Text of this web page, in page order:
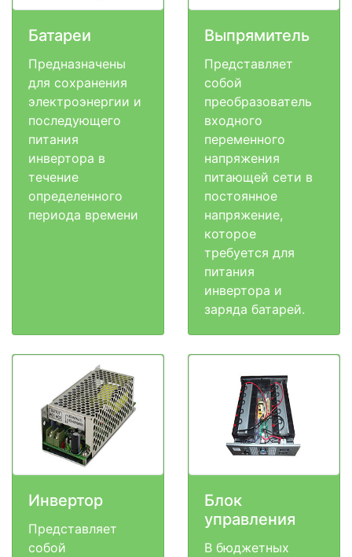
Батареи
Предназначены
для сохранения
электроэнергии и
последующего
питания
инвертора в
течение
определенного
периода времени
Выпрямитель
Представляет
собой
преобразователь
входного
переменного
напряжения
питающей сети в
постоянное
напряжение,
которое
требуется для
питания
инвертора и
заряда батарей.
Инвертор
Представляет
собой
Блок
управления
В бюджетных